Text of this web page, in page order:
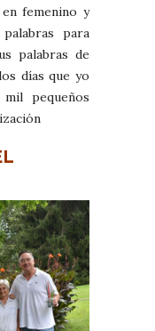
femenino y
para
palabras de
días que yo
pequeños